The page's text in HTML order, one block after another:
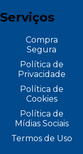
Serviços
Compra
Segura
Política de
Privacidade
Política de
Cookies
Política de
Mídias Sociais
Termos de Uso